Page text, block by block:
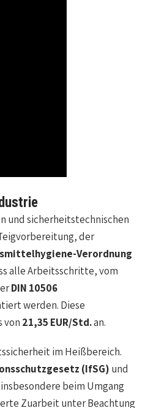
und sicherheitstechnischen
der
Verordnung
alle Arbeitsschritte, vom
DIN 10506
werden. Diese
von 21,35 EUR/Std.an.
im Heißbereich.
(IfSG) und
beim Umgang
Zuarbeit unter Beachtung